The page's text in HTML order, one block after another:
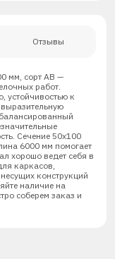
Отзывы
мм, сорт АВ —
работ.
устойчивостью к
Сечение 50х100
6000 мм помогает
хорошо ведет себя в
каркасов,
конструкций
наличие на
соберем заказ и